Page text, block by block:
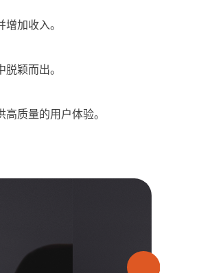
加收入。
颖而出。
质量的用户体验。